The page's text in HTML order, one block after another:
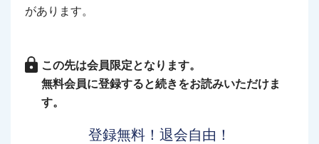
があります。
この先は会員限定となります。
無料会員に登録すると続きをお読みいただけま
す。
登録無料！退会自由！